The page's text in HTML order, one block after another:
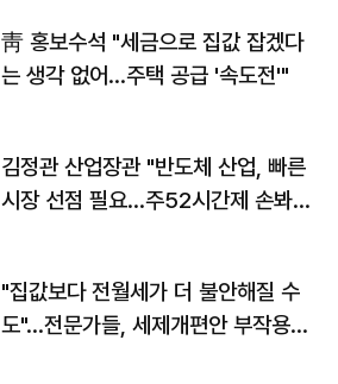
靑 홍보수석 "세금으로 집값 잡겠다
는 생각 없어…주택 공급 '속도전'"
김정관 산업장관 "반도체 산업, 빠른
시장 선점 필요…주52시간제 손봐
"집값보다 전월세가 더 불안해질 수
도"…전문가들, 세제개편안 부작용